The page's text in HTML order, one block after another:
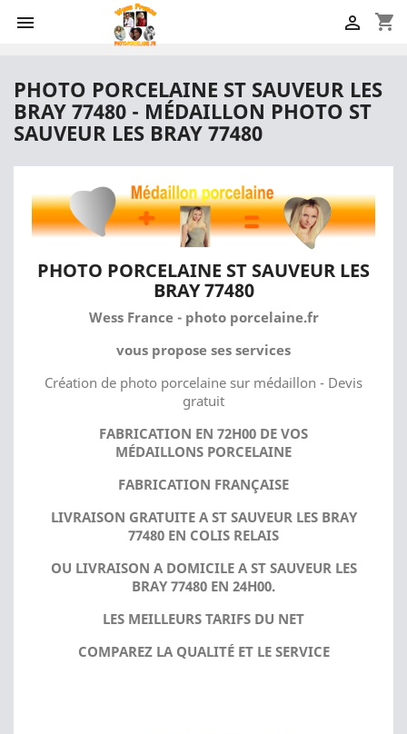
 shopping_cart

PHOTO PORCELAINE ST SAUVEUR LES
BRAY 77480 - MÉDAILLON PHOTO ST
SAUVEUR LES BRAY 77480
PHOTO PORCELAINE ST SAUVEUR LES
BRAY 77480
Wess France - photo porcelaine.fr
vous propose ses services
Création de photo porcelaine sur médaillon - Devis
gratuit
FABRICATION EN 72H00 DE VOS
MÉDAILLONS PORCELAINE
FABRICATION FRANÇAISE
LIVRAISON GRATUITE A ST SAUVEUR LES BRAY
77480 EN COLIS RELAIS
OU LIVRAISON A DOMICILE A ST SAUVEUR LES
BRAY 77480 EN 24H00.
LES MEILLEURS TARIFS DU NET
COMPAREZ LA QUALITÉ ET LE SERVICE